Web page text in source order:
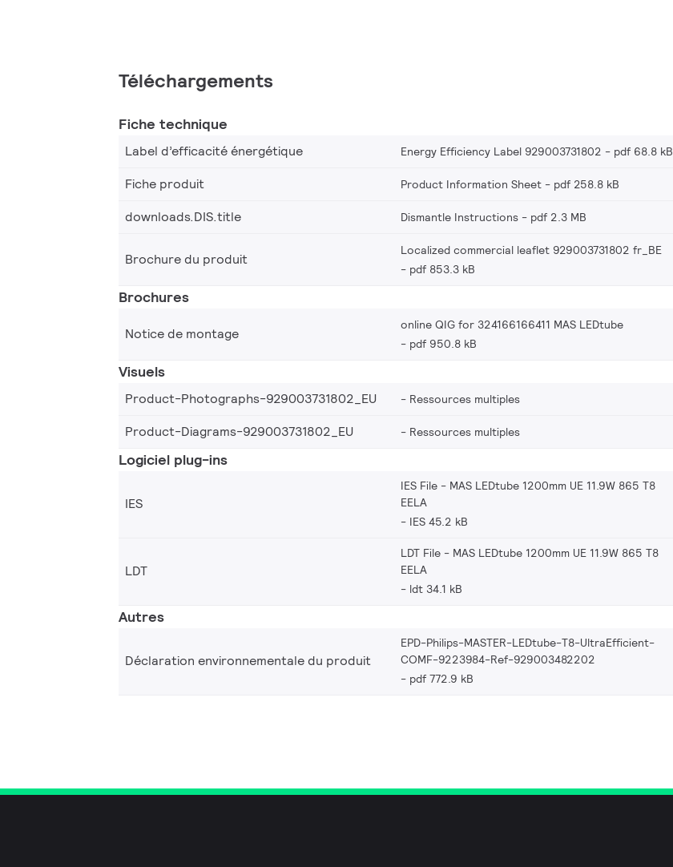
Téléchargements
Fiche technique
Label d’efficacité énergétique Energy Efficiency Label 929003731802 pdf 68.8 kB
Fiche produit
Product Information Sheet pdf 258.8 kB
downloads.DIS.title
Dismantle Instructions pdf 2.3 MB
Brochure du produit
Localized commercial leaflet 929003731802 fr_BE
pdf 853.3 kB
Brochures
Notice de montage
online QIG for 324166166411 MAS LEDtube
pdf 950.8 kB
Visuels
Product-Photographs-929003731802_EU Ressources multiples
Product-Diagrams-929003731802_EU
Ressources multiples
Logiciel plug-ins
IES
IES File - MAS LEDtube 1200mm UE 11.9W 865 T8
EELA
IES 45.2 kB
LDT
LDT File - MAS LEDtube 1200mm UE 11.9W 865 T8
EELA
ldt 34.1 kB
Autres
Déclaration environnementale du produit
EPD-Philips-MASTER-LEDtube-T8-UltraEfficient-
COMF-9223984-Ref-929003482202
pdf 772.9 kB